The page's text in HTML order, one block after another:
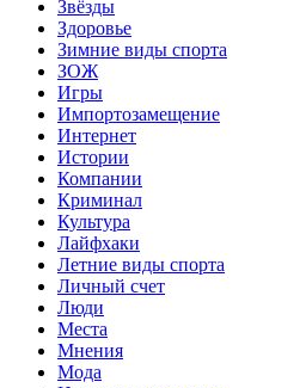
Звёзды
Здоровье
Зимние виды спорта
ЗОЖ
Игры
Импортозамещение
Интернет
Истории
Компании
Криминал
Культура
Лайфхаки
Летние виды спорта
Личный счет
Люди
Места
Мнения
Мода